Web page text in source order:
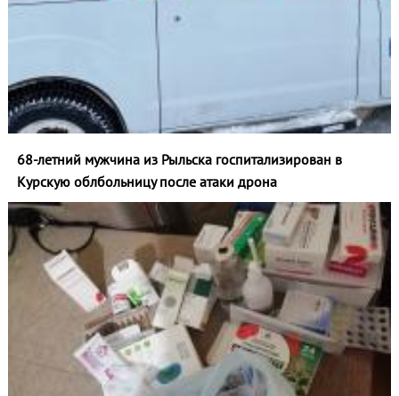
68-летний мужчина из Рыльска госпитализирован в
Курскую облбольницу после атаки дрона